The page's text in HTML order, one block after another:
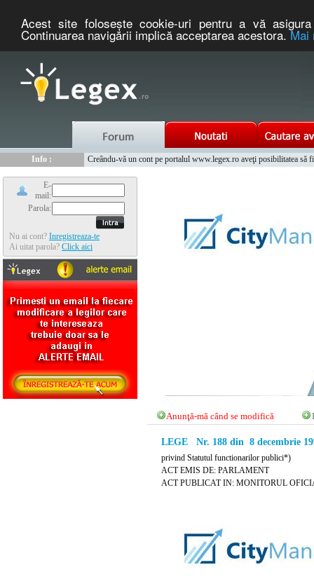
Acest site foloseşte cookie-uri pentru a vă
Continuarea navigării implică acceptarea acestora.Mai
Info :
www.tntauto.ro - Managementul Integrat al Parcului Auto
E-
mail:
Parola:
Nu ai cont? Inregistreaza-te
Ai uitat parola? Click aici
Anunţă-mă când se modifică
LEGE Nr. 188 din 8 decembrie
privind Statutul functionarilor publici*)
ACT EMIS DE: PARLAMENT
ACT PUBLICAT IN: MONITORUL